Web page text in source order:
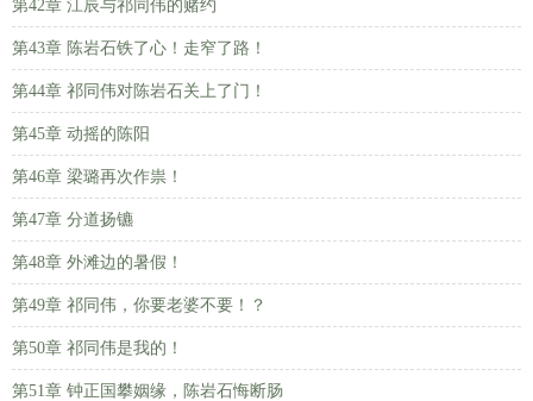
第42章 江辰与祁同伟的赌约
第43章 陈岩石铁了心！走窄了路！
第44章 祁同伟对陈岩石关上了门！
第45章 动摇的陈阳
第46章 梁璐再次作祟！
第47章 分道扬镳
第48章 外滩边的暑假！
第49章 祁同伟，你要老婆不要！？
第50章 祁同伟是我的！
第51章 钟正国攀姻缘，陈岩石悔断肠